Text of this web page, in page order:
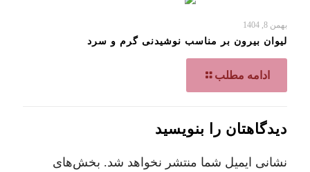
بهمن 8, 1404
لیوان بیرون بر مناسب نوشیدنی گرم و سرد
ادامه مطلب
دیدگاهتان را بنویسید
نشانی ایمیل شما منتشر نخواهد شد. بخش‌های